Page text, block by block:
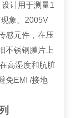
计用于测量1
象。2005V
感元件，在压
不锈钢膜片上
高湿度和肮脏
免EMI /接地